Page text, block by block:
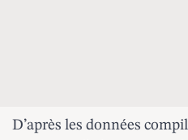
D’après les données